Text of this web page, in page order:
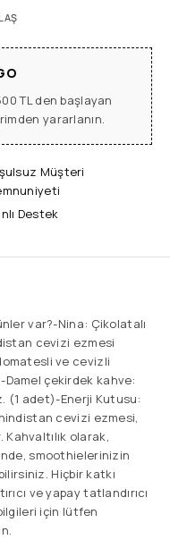
TL den başlayan
yararlanın.
Müşteri
Destek
var?-Nina: Çikolatalı
cevizi ezmesi
ve cevizli
çekirdek kahve:
(1 adet)-Enerji Kutusu:
cevizi ezmesi,
Kahvaltılık olarak,
smoothielerinizin
Hiçbir katkı
ve yapay tatlandırıcı
için lütfen